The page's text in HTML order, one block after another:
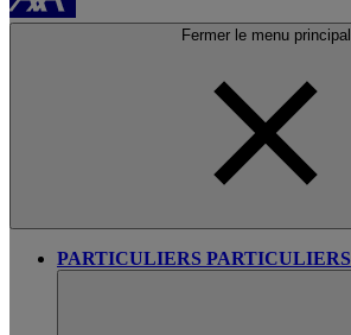
Fermer le menu principal
PARTICULIERS PARTICULIERS